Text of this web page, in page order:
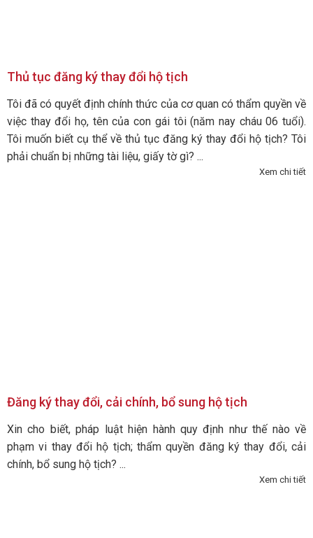
Thủ tục đăng ký thay đổi hộ tịch
Tôi đã có quyết định chính thức của cơ quan có thẩm quyền về
việc thay đổi họ, tên của con gái tôi (năm nay cháu 06 tuổi).
Tôi muốn biết cụ thể về thủ tục đăng ký thay đổi hộ tịch? Tôi
phải chuẩn bị những tài liệu, giấy tờ gì? ...
Xem chi tiết
Đăng ký thay đổi, cải chính, bổ sung hộ tịch
Xin cho biết, pháp luật hiện hành quy định như thế nào về
phạm vi thay đổi hộ tịch; thẩm quyền đăng ký thay đổi, cải
chính, bổ sung hộ tịch? ...
Xem chi tiết